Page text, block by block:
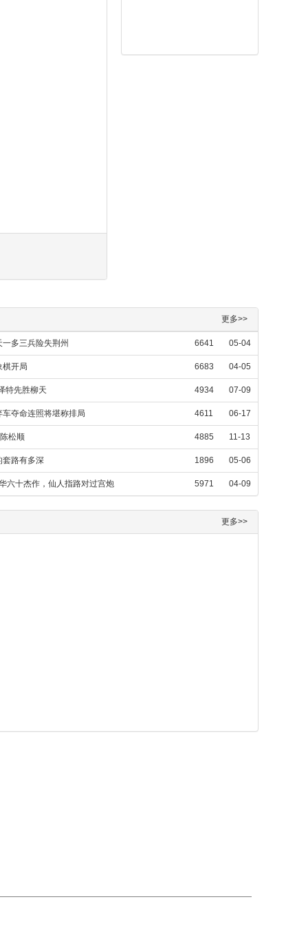
更多>>
多三兵险失荆州 6641 05-04
棋开局 6683 04-05
特先胜柳天 4934 07-09
夺命连照将堪称排局 4611 06-17
松顺 4885 11-13
套路有多深 1896 05-06
六十杰作，仙人指路对过宫炮 5971 04-09
更多>>